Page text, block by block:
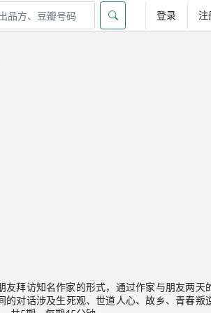
登录 注
友拜访知名作家的形式，通过作家与朋友两天
对话涉及生死观、世道人心、故乡、青春叛